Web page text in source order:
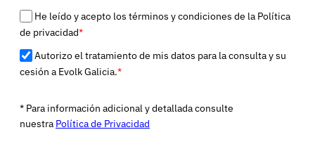
He leído y acepto los términos y condiciones de la Política
de privacidad*
Autorizo el tratamiento de mis datos para la consulta y su
cesión a Evolk Galicia.*
* Para información adicional y detallada consulte
nuestra Política de Privacidad